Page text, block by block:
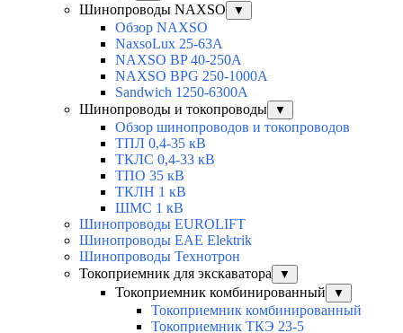
Шинопроводы NAXSO ▼
Обзор NAXSO
NaxsoLux 25-63A
NAXSO BP 40-250A
NAXSO BPG 250-1000A
Sandwich 1250-6300A
Шинопроводы и токопроводы
▼
Обзор шинопроводов и токопроводов
ТПЛ 0,4-35 кВ
ТКЛС 0,4-33 кВ
ТПО 35 кВ
ТКЛН 1 кВ
ШМС 1 кВ
Шинопроводы EUROLIFT
Шинопроводы EAE Elektrik
Шинопроводы Технотрон
Токоприемник для экскаватора
▼
Токоприемник комбинированный ▼
Токоприемник комбинированный
Токоприемник ТКЭ 23-5